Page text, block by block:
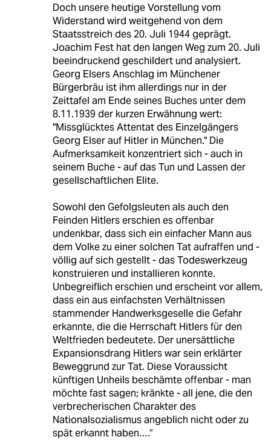
Doch unsere heutige Vorstellung vom
Widerstand wird weitgehend von dem
Staatsstreich des 20. Juli 1944 geprägt.
Joachim Fest hat den langen Weg zum 20. Juli
beeindruckend geschildert und analysiert.
Georg Elsers Anschlag im Münchener
Bürgerbräu ist ihm allerdings nur in der
Zeittafel am Ende seines Buches unter dem
8.11.1939 der kurzen Erwähnung wert:
"Missglücktes Attentat des Einzelgängers
Georg Elser auf Hitler in München." Die
Aufmerksamkeit konzentriert sich - auch in
seinem Buche - auf das Tun und Lassen der
gesellschaftlichen Elite.
Sowohl den Gefolgsleuten als auch den
Feinden Hitlers erschien es offenbar
undenkbar, dass sich ein einfacher Mann aus
dem Volke zu einer solchen Tat aufraffen und -
völlig auf sich gestellt - das Todeswerkzeug
konstruieren und installieren konnte.
Unbegreiflich erschien und erscheint vor allem,
dass ein aus einfachsten Verhältnissen
stammender Handwerksgeselle die Gefahr
erkannte, die die Herrschaft Hitlers für den
Weltfrieden bedeutete. Der unersättliche
Expansionsdrang Hitlers war sein erklärter
Beweggrund zur Tat. Diese Voraussicht
künftigen Unheils beschämte offenbar - man
möchte fast sagen; kränkte - all jene, die den
verbrecherischen Charakter des
Nationalsozialismus angeblich nicht oder zu
spät erkannt haben.…“